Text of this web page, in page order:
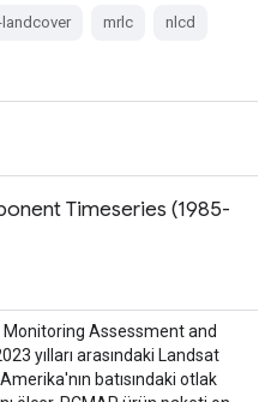
landcover mrlc nlcd
Timeseries (1985-
Assessment and
yılları arasındaki Landsat
batısındaki otlak